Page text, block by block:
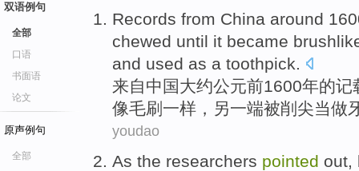
双语例句
全部
口语
书面语
论文
原声例句
全部
Records from China around
chewed until it became
and used as a toothpick.
来自中国大约公元前1600年的记
像毛刷一样， 另一端被削 尖当做
youdao
As the researchers pointed out,